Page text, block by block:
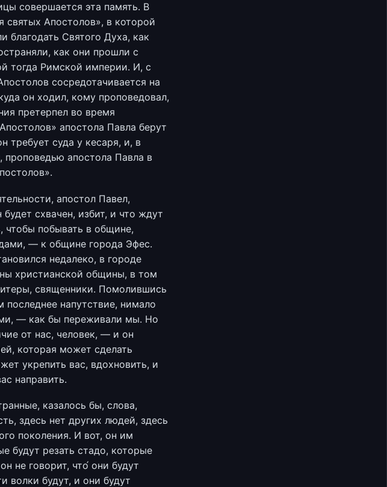
совершается эта память. В
святых Апостолов», в которой
благодать Святого Духа, как
как они прошли с
тогда Римской империи. И, с
сосредотачивается на
он ходил, кому проповедовал,
претерпел во время
апостола Павла берут
требует суда у кесаря, и, в
проповедью апостола Павла в
апостол Павел,
схвачен, избит, и что ждут
чтобы побывать в общине,
— к общине города Эфес.
недалеко, в городе
христианской общины, в том
священники. Помолившись
напутствие, нимало
— как бы переживали мы. Но
от нас, человек, — и он
которая может сделать
укрепить вас, вдохновить, и
направить.
казалось бы, слова,
здесь нет других людей, здесь
поколения. И вот, он им
будут резать стадо, которые
не говорит, что́ они будут
волки будут, и они будут